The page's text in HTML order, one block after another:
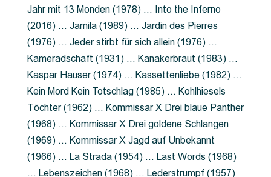
Jahr mit 13 Monden (1978) … Into the Inferno
(2016) … Jamila (1989) … Jardin des Pierres
(1976) … Jeder stirbt für sich allein (1976) …
Kameradschaft (1931) … Kanakerbraut (1983) …
Kaspar Hauser (1974) … Kassettenliebe (1982) …
Kein Mord Kein Totschlag (1985) … Kohlhiesels
Töchter (1962) … Kommissar X Drei blaue Panther
(1968) … Kommissar X Drei goldene Schlangen
(1969) … Kommissar X Jagd auf Unbekannt
(1966) … La Strada (1954) … Last Words (1968)
… Lebenszeichen (1968) … Lederstrumpf (1957)